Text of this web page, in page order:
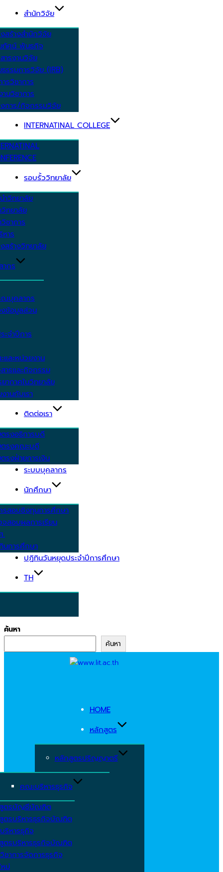
สำนักวิจัย
สร้างสำนักวิจัย
ทัศน์ พันธกิจ
ารงานวิจัย
รรมการวิจัย (IRB)
รวิชาการ
นวิชาการ
งการ/กิจกรรมวิจัย
INTERNATINAL COLLEGE
รอบรั้ววิทยาลัย
ำวิทยาลัย
ทยาลัย
ชาการ
าร
สร้างวิทยาลัย
กร
ณบุคลากร
ข้อมูลส่วน
จำปีการ
ละหน่วยงาน
ารและกิจกรรม
ากาศในวิทยาลัย
านกับเรา
ติดต่อเรา
รงอธิการบดี
ตรงคณะบดี
รงฝ่ายการเงิน
ระบบบุคลากร
นักศึกษา
รสอบชิงทุนการศึกษา
สอบผลการเรียน
.
นการศึกษา
ปฏิทินวันหยุดประจำปีการศึกษา
TH
ค้นหา
ค้นหา
HOME
หลักสูตร
หลักสูตรปริญญาตรี
คณะบริหารธุรกิจ
ตรบัญชีบัณฑิต
ตรบริหารธุรกิจบัณฑิต
ริหารธุกิจ
ตรบริหารธุรกิจบัณฑิต
ชาการจัดการธุรกิจ
ม่